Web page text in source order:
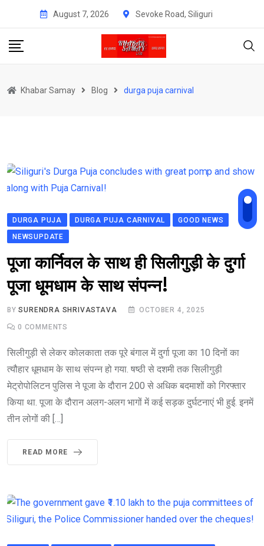
content
August 7, 2026 Sevoke Road, Siliguri
Khabar Samay Blog durga puja carnival
DURGA PUJA DURGA PUJA CARNIVAL
GOOD NEWS
NEWSUPDATE
पूजा कार्निवल के साथ ही सिलीगुड़ी के दुर्गा
पूजा धूमधाम के साथ संपन्न!
BYSURENDRA SHRIVASTAVA OCTOBER 4, 2025
0 COMMENTS
सिलीगुड़ी से लेकर कोलकाता तक पूरे बंगाल में दुर्गा पूजा का 10 दिनों का
त्यौहार धूमधाम के साथ संपन्न हो गया. षष्ठी से दशमी तक सिलीगुड़ी
मेट्रोपोलिटन पुलिस ने पूजा के दौरान 200 से अधिक बदमाशों को गिरफ्तार
किया था. पूजा के दौरान अलग-अलग भागों में कई सड़क दुर्घटनाएं भी हुई. इनमें
तीन लोगों की […]
READ MORE